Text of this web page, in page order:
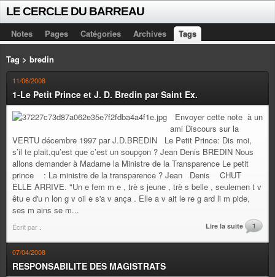
LE CERCLE DU BARREAU
Notes Pages Catégories Archives Tags
Tag > bredin
11/06/2008
1-Le Petit Prince et J. D. Bredin par Saint Ex.
Envoyer cette note à un
ami Discours sur la
VERTU décembre 1997 par J.D.BREDIN Le Petit Prince: Dis moi,
s’il te plait,qu’est que c’est un soupçon ? Jean Denis BREDIN Nous
allons demander à Madame la Ministre de la Transparence Le petit
prince : La ministre de la transparence ? Jean Denis CHUT
ELLE ARRIVE. "Un e fem m e , trè s jeune , trè s belle , seulemen t v
êtu e d'u n lon g v oil e s'a v ança . Elle a v ait le re g ard li m pide,
ses m ains se m...
Écrit par Lire la suite 1
07/04/2008
RESPONSABILITE DES MAGISTRATS